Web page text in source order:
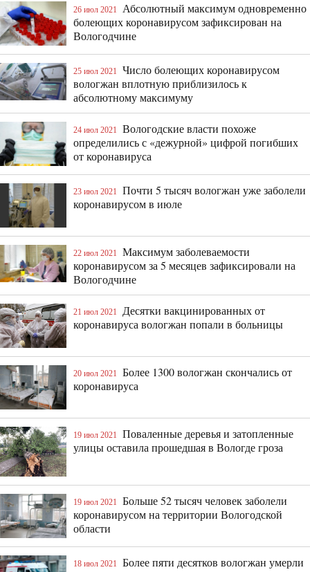
26 июл 2021
Абсолютный максимум одновременно
болеющих коронавирусом зафиксирован на
Вологодчине
25 июл 2021
Число болеющих коронавирусом
вологжан вплотную приблизилось к
абсолютному максимуму
24 июл 2021
Вологодские власти похоже
определились с «дежурной» цифрой погибших
от коронавируса
23 июл 2021
Почти 5 тысяч вологжан уже заболели
коронавирусом в июле
22 июл 2021
Максимум заболеваемости
коронавирусом за 5 месяцев зафиксировали на
Вологодчине
21 июл 2021
Десятки вакцинированных от
коронавируса вологжан попали в больницы
20 июл 2021
Более 1300 вологжан скончались от
коронавируса
19 июл 2021
Поваленные деревья и затопленные
улицы оставила прошедшая в Вологде гроза
19 июл 2021
Больше 52 тысяч человек заболели
коронавирусом на территории Вологодской
области
18 июл 2021
Более пяти десятков вологжан умерли